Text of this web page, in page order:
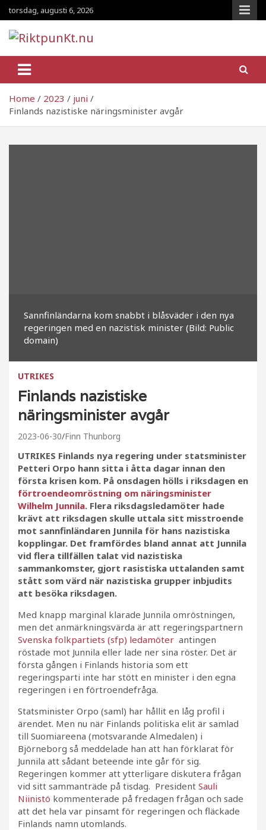
Skip
to
content
torsdag, augusti 6, 2026
RiktpunKt.nu
Home 2023
juni
Finlands nazistiske näringsminister avgår
Sannfinländarna kom snabbt i blåsväder i den nya
regeringen med en nazistisk minister (Bild: Public
domain)
UTRIKES
Finlands nazistiske
näringsminister avgår
2023-06-30 Finn Thunborg
UTRIKES Finlands nya regering under statsminister
Petteri Orpo hann sitta i åtta dagar innan den
första krisen kom. På onsdagen hölls i riksdagen en
förtroendeomröstning om näringsminister
Wilhelm Junnila. Flera riksdagsledamöter hade
krävt att riksdagen skulle uttala sitt misstroende
mot sannfinländaren Junnila för hans nazistiska
kopplingar. Det framfördes bland annat att Junnila
vid flera tillfällen talat vid nazistiska
sammankomster, gjort rasistiska uttalanden samt
stått som värd när nazistiska grupper inbjudits
att besöka riksdagen.
Med knapp marginal klarade Junnila omröstningen,
men det anmärkningsvärda är att regeringspartnern
Svenska folkpartiets (sfp) ledamöter antingen
röstade mot Junnila eller lade ner sina röster. Det är
första gången i Finlands historia som ett
regeringsparti inte har stött en minister i den egna
regeringen i en förtroendefråga.
Statsminister Orpo (saml) har hållit en låg profil i
ärendet. Men nu när Finlands politiska elit är samlad
till Suomiareena (motsvarande Almedalen) i
Björneborg så meddelade han att han förklarat för
Junnila att sådant beteende inte går för sig.
Regeringen kommer att ytterligare diskutera frågan
vid sitt sammanträde på tisdag. President Sauli
Niinistö kommenterade på fredagen frågan och sade
att det hela var pinsamt för regeringen och fläckade
Finlands namn utomlands.